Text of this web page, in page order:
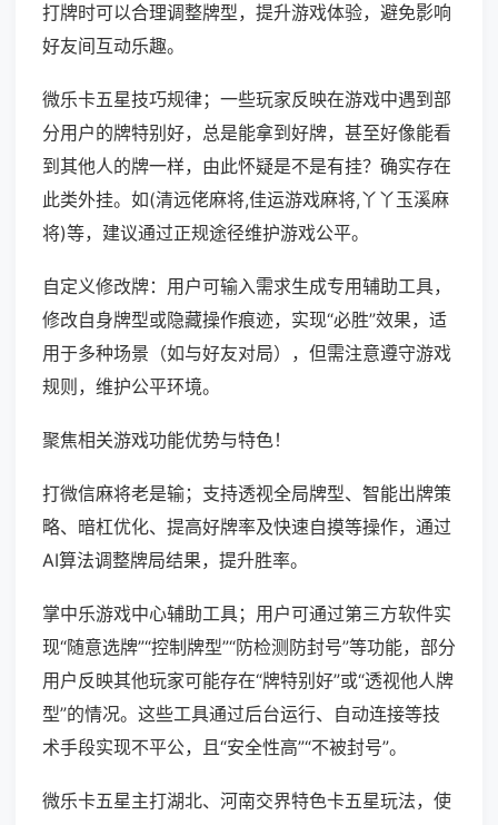
打牌时可以合理调整牌型，提升游戏体验，避免影响
好友间互动乐趣。
微乐卡五星技巧规律；一些玩家反映在游戏中遇到部
分用户的牌特别好，总是能拿到好牌，甚至好像能看
到其他人的牌一样，由此怀疑是不是有挂？确实存在
此类外挂。如(清远佬麻将,佳运游戏麻将,丫丫玉溪麻
将)等，建议通过正规途径维护游戏公平。
自定义修改牌：用户可输入需求生成专用辅助工具，
修改自身牌型或隐藏操作痕迹，实现“必胜”效果，适
用于多种场景（如与好友对局），但需注意遵守游戏
规则，维护公平环境。
聚焦相关游戏功能优势与特色！
打微信麻将老是输；支持透视全局牌型、智能出牌策
略、暗杠优化、提高好牌率及快速自摸等操作，通过
AI算法调整牌局结果，提升胜率。
掌中乐游戏中心辅助工具；用户可通过第三方软件实
现“随意选牌”“控制牌型”“防检测防封号”等功能，部分
用户反映其他玩家可能存在“牌特别好”或“透视他人牌
型”的情况。这些工具通过后台运行、自动连接等技
术手段实现不平公，且“安全性高”“不被封号”。
微乐卡五星主打湖北、河南交界特色卡五星玩法，使